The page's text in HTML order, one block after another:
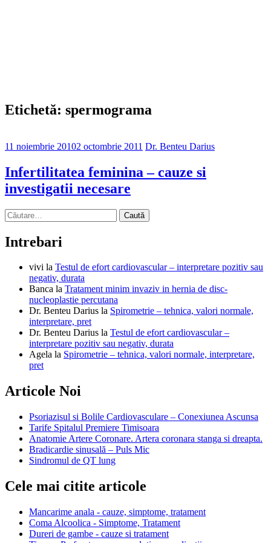
Etichetă: spermograma
11 noiembrie 20102 octombrie 2011 Dr. Benteu Darius
Infertilitatea feminina – cauze si
investigatii necesare
Caută
după:
Intrebari
vivi la Testul de efort cardiovascular – interpretare pozitiv sau
negativ, durata
Banca la Tratament minim invaziv in hernia de disc-
nucleoplastie percutana
Dr. Benteu Darius la Spirometrie – tehnica, valori normale,
interpretare, pret
Dr. Benteu Darius la Testul de efort cardiovascular –
interpretare pozitiv sau negativ, durata
Agela la Spirometrie – tehnica, valori normale, interpretare,
pret
Articole Noi
Psoriazisul si Bolile Cardiovasculare – Conexiunea Ascunsa
Tarife Spitalul Premiere Timisoara
Anatomie Artere Coronare. Artera coronara stanga si dreapta.
Bradicardie sinusală – Puls Mic
Sindromul de QT lung
Cele mai citite articole
Mancarime anala - cauze, simptome, tratament
Coma Alcoolica - Simptome, Tratament
Dureri de gambe - cauze si tratament